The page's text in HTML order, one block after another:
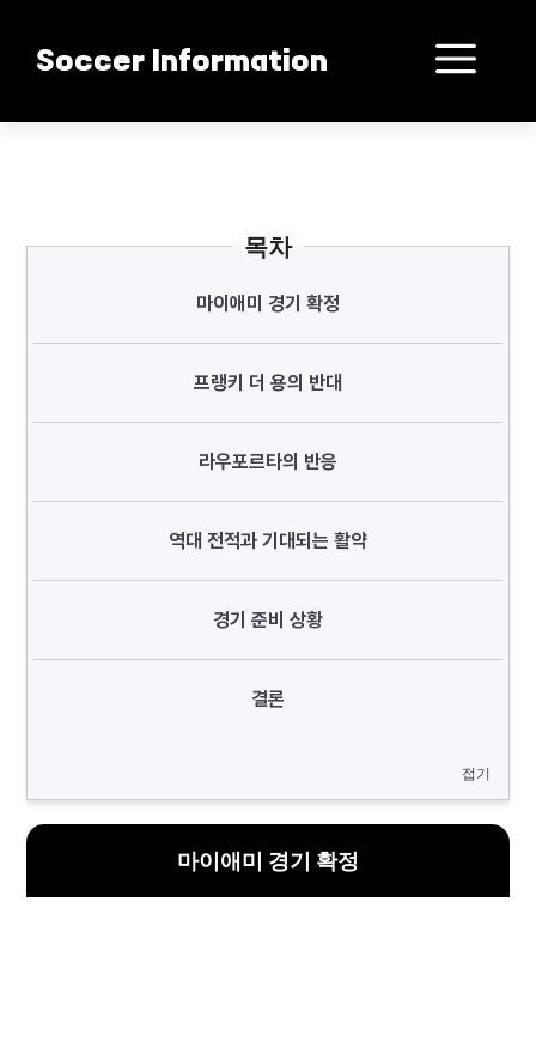
Soccer Information
메
뉴
목차
마이애미 경기 확정
프랭키 더 용의 반대
라우포르타의 반응
역대 전적과 기대되는 활약
경기 준비 상황
결론
접기
마이애미 경기 확정